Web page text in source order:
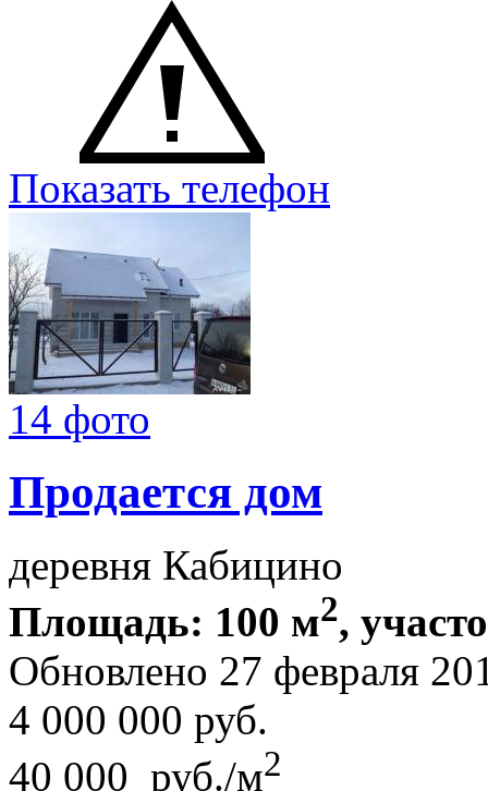
Показать телефон
14 фото
Продается дом
деревня Кабицино
Площадь: 100 м2,
Обновлено 27 февраля
4 000 000 руб.
40 000 руб./м2